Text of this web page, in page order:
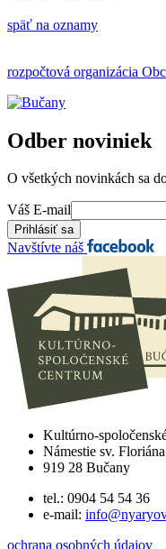
späť na oznamy
rozpočtová organizácia
Odber noviniek
O všetkých novinkách sa
Váš E-mail
Navštívte náš
Kultúrno-
Námestie sv.
919 28 Bučany
tel.: 0904 54 54 36
e-mail:
ochrana osobných údajov